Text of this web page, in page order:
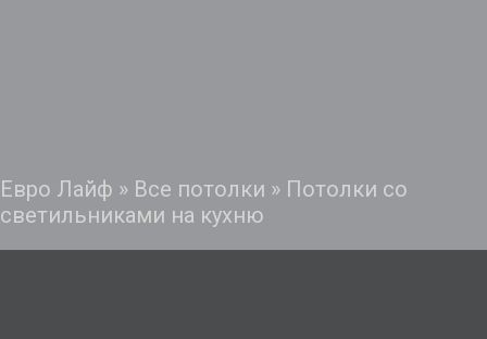
Евро Лайф » Все потолки » Потолки со
светильниками на кухню